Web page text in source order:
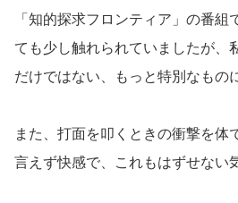
「知的探求フロンティア」の番組
ても少し触れられていましたが、
だけではない、もっと特別なもの
また、打面を叩くときの衝撃を体
言えず快感で、これもはずせない